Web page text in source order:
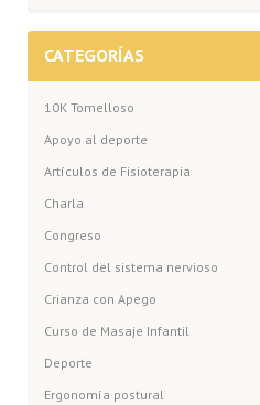
CATEGORÍAS
10K Tomelloso
Apoyo al deporte
Artículos de Fisioterapia
Charla
Congreso
Control del sistema nervioso
Crianza con Apego
Curso de Masaje Infantil
Deporte
Ergonomía postural